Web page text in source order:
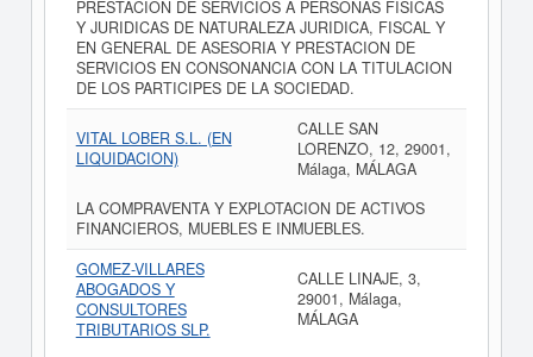
PRESTACION DE SERVICIOS A PERSONAS FISICAS
Y JURIDICAS DE NATURALEZA JURIDICA, FISCAL Y
EN GENERAL DE ASESORIA Y PRESTACION DE
SERVICIOS EN CONSONANCIA CON LA TITULACION
DE LOS PARTICIPES DE LA SOCIEDAD.
VITAL LOBER S.L. (EN
LIQUIDACION)
CALLE SAN
LORENZO, 12, 29001,
Málaga, MÁLAGA
LA COMPRAVENTA Y EXPLOTACION DE ACTIVOS
FINANCIEROS, MUEBLES E INMUEBLES.
GOMEZ-VILLARES
ABOGADOS Y
CONSULTORES
TRIBUTARIOS SLP.
CALLE LINAJE, 3,
29001, Málaga,
MÁLAGA